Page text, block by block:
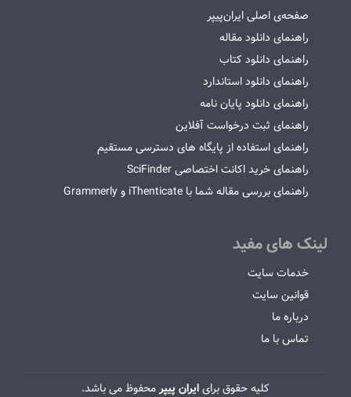
صفحه‌ی اصلی ایران‌پیپر
راهنمای دانلود مقاله
راهنمای دانلود کتاب
راهنمای دانلود استاندارد
راهنمای دانلود پایان نامه
راهنمای ثبت درخواست آفلاین
راهنمای استفاده از پایگاه های دسترسی مستقیم
راهنمای خرید اکانت اختصاصی SciFinder
راهنمای بررسی مقاله شما با iThenticate و Grammerly
لینک های مفید
خدمات سایت
قوانین سایت
درباره ما
تماس با ما
کلیه حقوق برایایران پیپرمحفوظ می باشد.